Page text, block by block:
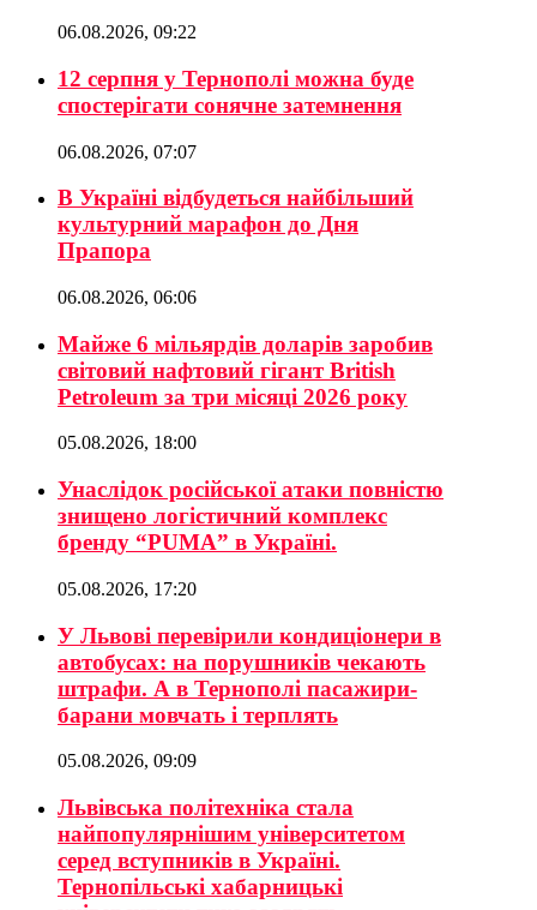
06.08.2026, 09:22
12 серпня у Тернополі можна буде
спостерігати сонячне затемнення
06.08.2026, 07:07
В Україні відбудеться найбільший
культурний марафон до Дня
Прапора
06.08.2026, 06:06
Майже 6 мільярдів доларів заробив
світовий нафтовий гігант British
Petroleum за три місяці 2026 року
05.08.2026, 18:00
Унаслідок російської атаки повністю
знищено логістичний комплекс
бренду “PUMA” в Україні.
05.08.2026, 17:20
У Львові перевірили кондиціонери в
автобусах: на порушників чекають
штрафи. А в Тернополі пасажири-
барани мовчать і терплять
05.08.2026, 09:09
Львівська політехніка стала
найпопулярнішим університетом
серед вступників в Україні.
Тернопільські хабарницькі